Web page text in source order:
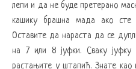
лепи и да не буде претерано
кашику брашна мада ако
Оставите да нараста да се
на 7 или 8 јуфки. Сваку јуфку
растањите у штапић. Знате као